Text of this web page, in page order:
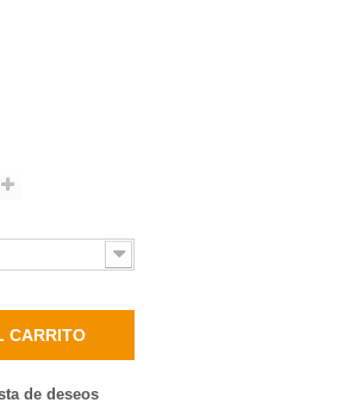
CARRITO
de deseos